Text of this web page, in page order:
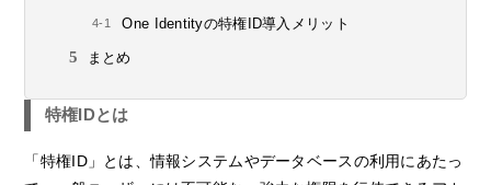
One Identityの特権ID導入メリット
まとめ
特権IDとは
「特権ID」とは、情報システムやデータベースの利用にあたっ